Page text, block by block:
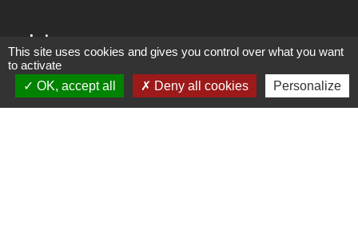
Liens
COMMUNAUTE DE COMMUNE
PAYS DE MAICHE
This site uses cookies and gives you control over what you want
to activate
OK, accept all
Deny all cookies Personalize